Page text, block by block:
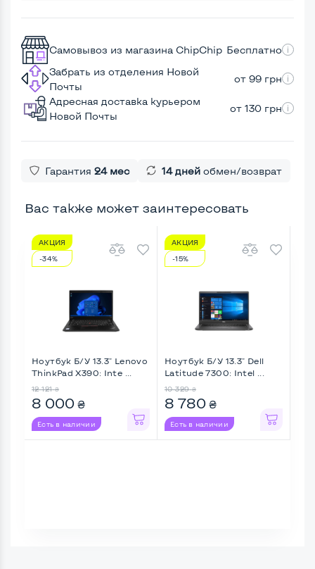
Самовывоз из магазина ChipChip Бесплатно
Забрать из отделения Новой
Почты
от 99 грн
Адресная доставка курьером
Новой Почты
от 130 грн
Гарантия 24 мес 14 дней обмен/возврат
Вас также может заинтересовать
АКЦИЯ
-34%
Ноутбук Б/У 13.3" Lenovo
ThinkPad X390: Inte ...
12 121 ₴
8 000 ₴
Есть в наличии
АКЦИЯ
-15%
Ноутбук Б/У 13.3" Dell
Latitude 7300: Intel ...
10 329 ₴
8 780 ₴
Есть в наличии